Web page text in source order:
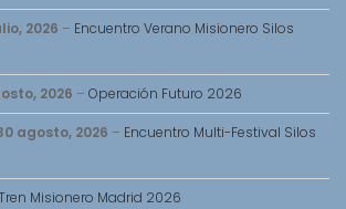
2026 – Encuentro Verano Misionero Silos
2026 – Operación Futuro 2026
agosto, 2026 – Encuentro Multi-Festival Silos
Misionero Madrid 2026